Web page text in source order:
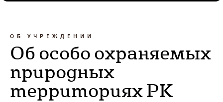
ОБ УЧРЕЖДЕНИИ
Об особо охраняемых
природных
территориях РК